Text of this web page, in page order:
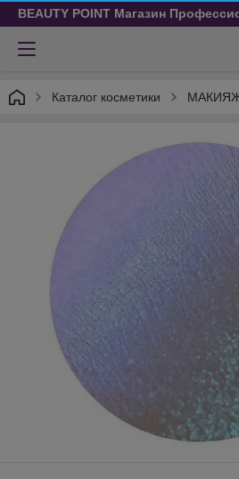
BEAUTY POINT Магазин
Каталог косметики